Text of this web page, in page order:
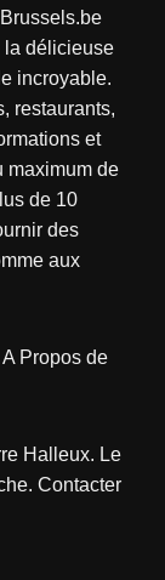
la délicieuse
incroyable.
restaurants,
et
maximum de
de 10
des
aux
A Propos de
Halleux. Le
Contacter